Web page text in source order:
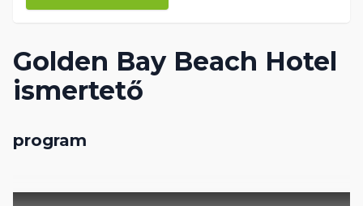
Golden Bay Beach Hotel
ismertető
program